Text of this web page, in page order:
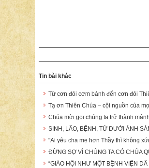
Tin bài khác
Từ cơn đói cơm bánh đến cơn đói
Tạ ơn Thiên Chúa – cội nguồn của
Chúa mời gọi chúng ta trở thành
SINH, LÃO, BỆNH, TỬ DƯỚI ÁNH
"Ai yêu cha mẹ hơn Thầy thì không
ĐỪNG SỢ VÌ CHÚNG TA CÓ CHÚA
“GIÁO HỘI NHƯ MỘT BỆNH VIỆN DÃ